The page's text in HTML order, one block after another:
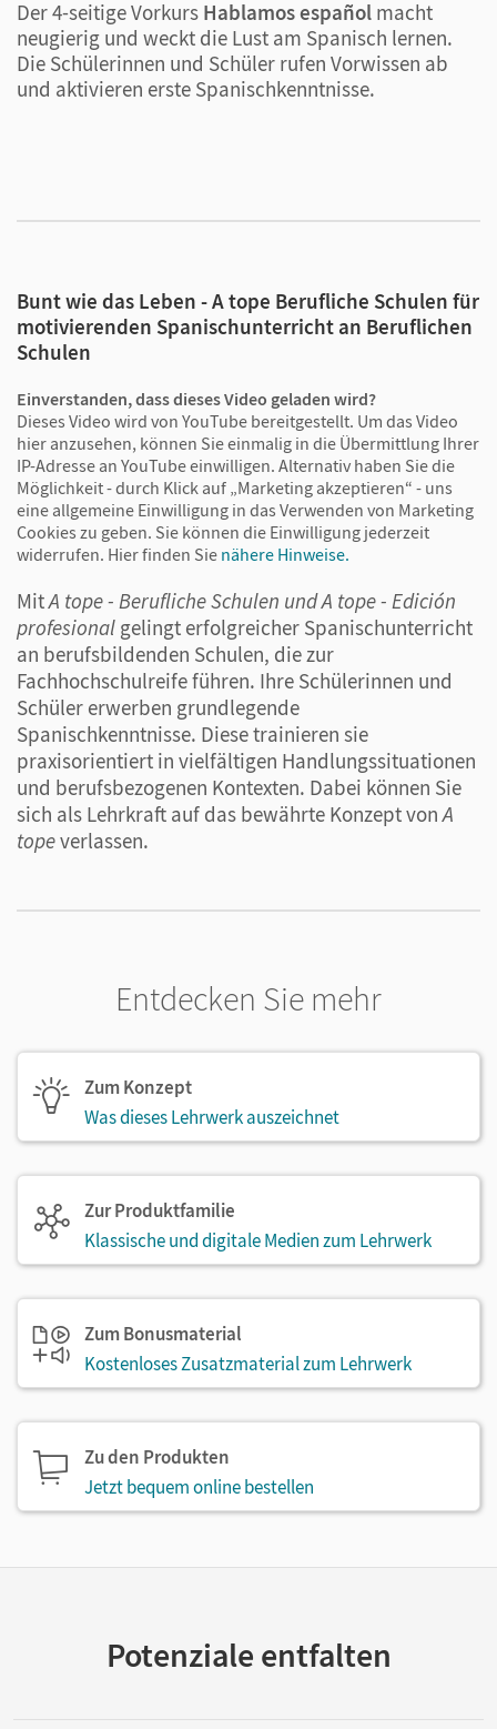
Situaciones de la vida real:Nach jeder Unidad
haben Ihre Schülerinnen und Schüler die
Möglichkeit, das Gelernte in einer
lernen
Nicht langweilig und trocken, sondern lebendig. Das
Strukturen beschränkt – Grammatik-Erklärvideos
machen die Regeln anschaulich. So bleibt Zeit für
abwechslungsreiche und schülernahe Themen, die
durch Audios, Videos und ergänzende Übungen
bereichert werden - einfach zugänglich per Lern-
Zeitsparend vorbereiten – digital unterrichten
Alles, was Sie für eine einfache
Unterrichtsvorbereitung benötigen, finden Sie im
Unterrichtsmanager – egal ob Audios, Videos oder
ergänzende Materialien. Das verringert zusätzlichen
Rechercheaufwand und spart Zeit.
Der 4-seitige Vorkurs Hablamos español macht
neugierig und weckt die Lust am Spanisch lernen.
Die Schülerinnen und Schüler rufen Vorwissen ab
und aktivieren erste Spanischkenntnisse.
Bunt wie das Leben - A tope Berufliche Schulen für
motivierenden Spanischunterricht an Beruflichen
Schulen
Einverstanden, dass dieses Video geladen wird?
Dieses Video wird von YouTube bereitgestellt. Um das Video
hier anzusehen, können Sie einmalig in die Übermittlung Ihrer
IP-Adresse an YouTube einwilligen. Alternativ haben Sie die
Möglichkeit - durch Klick auf „Marketing akzeptieren“ - uns
eine allgemeine Einwilligung in das Verwenden von Marketing
Cookies zu geben. Sie können die Einwilligung jederzeit
widerrufen. Hier finden Sie nähere Hinweise.
MitA tope - Berufliche Schulen und A tope - Edición
profesional gelingt erfolgreicher Spanischunterricht
an berufsbildenden Schulen, die zur
Fachhochschulreife führen. Ihre Schülerinnen und
Schüler erwerben grundlegende
Spanischkenntnisse. Diese trainieren sie
praxisorientiert in vielfältigen Handlungssituationen
und berufsbezogenen Kontexten. Dabei können Sie
sich als Lehrkraft auf das bewährte Konzept vonA
topeverlassen.
Entdecken Sie mehr
Zum Konzept
Was dieses Lehrwerk auszeichnet
Zur Produktfamilie
Klassische und digitale Medien zum Lehrwerk
Zum Bonusmaterial
Kostenloses Zusatzmaterial zum Lehrwerk
Zu den Produkten
Jetzt bequem online bestellen
Potenziale entfalten